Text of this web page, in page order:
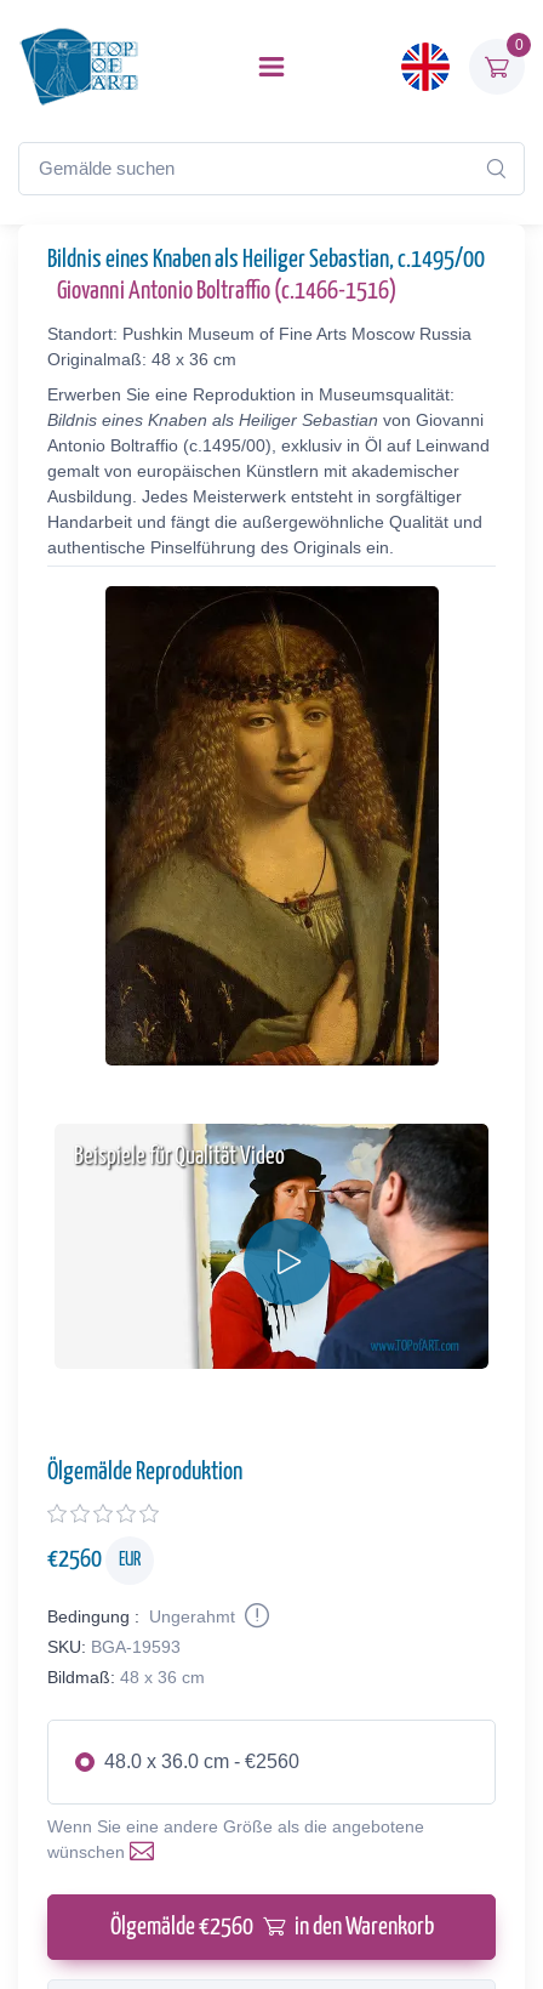
0
Bildnis eines Knaben als Heiliger Sebastian, c.1495/00
Giovanni Antonio Boltraffio (c.1466-1516)
Standort: Pushkin Museum of Fine Arts Moscow Russia
Originalmaß: 48 x 36 cm
Erwerben Sie eine Reproduktion in Museumsqualität:
Bildnis eines Knaben als Heiliger Sebastian von Giovanni
Antonio Boltraffio (c.1495/00), exklusiv in Öl auf Leinwand
gemalt von europäischen Künstlern mit akademischer
Ausbildung. Jedes Meisterwerk entsteht in sorgfältiger
Handarbeit und fängt die außergewöhnliche Qualität und
authentische Pinselführung des Originals ein.
Beispiele für Qualität Video
Ölgemälde Reproduktion
€2560 EUR
Bedingung :
Ungerahmt
SKU: BGA-19593
Bildmaß: 48 x 36 cm
48.0 x 36.0 cm - €2560
Wenn Sie eine andere Größe als die angebotene
wünschen
Ölgemälde €2560 in den Warenkorb